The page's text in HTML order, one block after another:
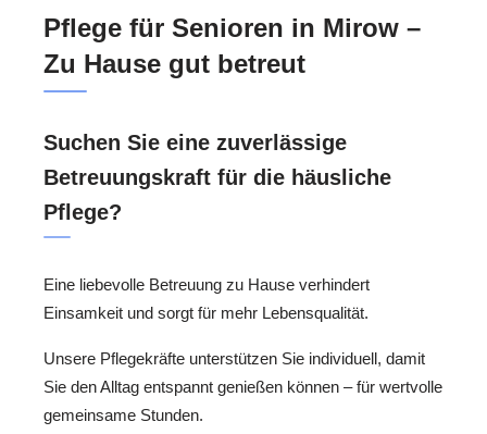
Pflege für Senioren in Mirow –
Zu Hause gut betreut
Suchen Sie eine zuverlässige
Betreuungskraft für die häusliche
Pflege?
Eine liebevolle Betreuung zu Hause verhindert
Einsamkeit und sorgt für mehr Lebensqualität.
Unsere Pflegekräfte unterstützen Sie individuell, damit
Sie den Alltag entspannt genießen können – für wertvolle
gemeinsame Stunden.